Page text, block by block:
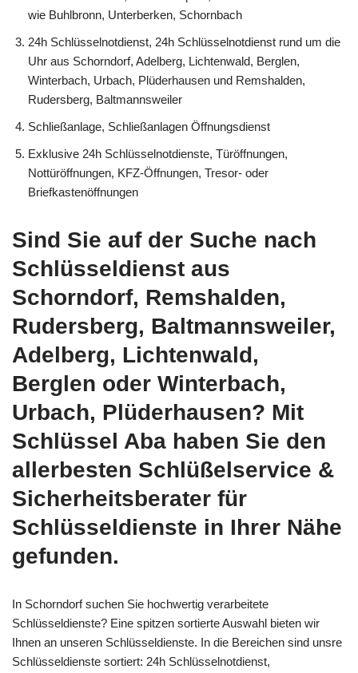
wie Buhlbronn, Unterberken, Schornbach
24h Schlüsselnotdienst, 24h Schlüsselnotdienst rund um die
Uhr aus Schorndorf, Adelberg, Lichtenwald, Berglen,
Winterbach, Urbach, Plüderhausen und Remshalden,
Rudersberg, Baltmannsweiler
Schließanlage, Schließanlagen Öffnungsdienst
Exklusive 24h Schlüsselnotdienste, Türöffnungen,
Nottüröffnungen, KFZ-Öffnungen, Tresor- oder
Briefkastenöffnungen
Sind Sie auf der Suche nach
Schlüsseldienst aus
Schorndorf, Remshalden,
Rudersberg, Baltmannsweiler,
Adelberg, Lichtenwald,
Berglen oder Winterbach,
Urbach, Plüderhausen? Mit
Schlüssel Aba haben Sie den
allerbesten Schlüßelservice &
Sicherheitsberater für
Schlüsseldienste in Ihrer Nähe
gefunden.
In Schorndorf suchen Sie hochwertig verarbeitete
Schlüsseldienste? Eine spitzen sortierte Auswahl bieten wir
Ihnen an unseren Schlüsseldienste. In die Bereichen sind unsre
Schlüsseldienste sortiert: 24h Schlüsselnotdienst,